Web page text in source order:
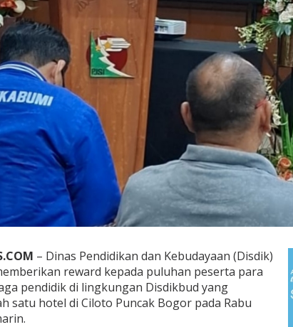
– Dinas Pendidikan dan Kebudayaan (Disdik)
reward kepada puluhan peserta para
pendidik di lingkungan Disdikbud yang
satu hotel di Ciloto Puncak Bogor pada Rabu